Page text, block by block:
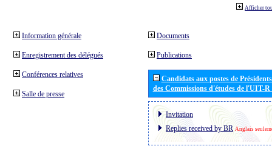
Afficher
Information générale
Enregistrement des délégués
Conférences relatives
Salle de presse
Documents
Publications
Candidats aux postes de
des Commissions d'études de l'UIT-
Invitation
Replies received by BR Anglais